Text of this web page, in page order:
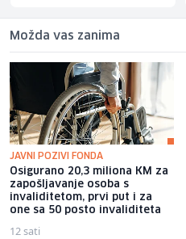
Možda vas zanima
JAVNI POZIVI FONDA
Osigurano 20,3 miliona KM za
zapošljavanje osoba s
invaliditetom, prvi put i za
one sa 50 posto invaliditeta
12 sati